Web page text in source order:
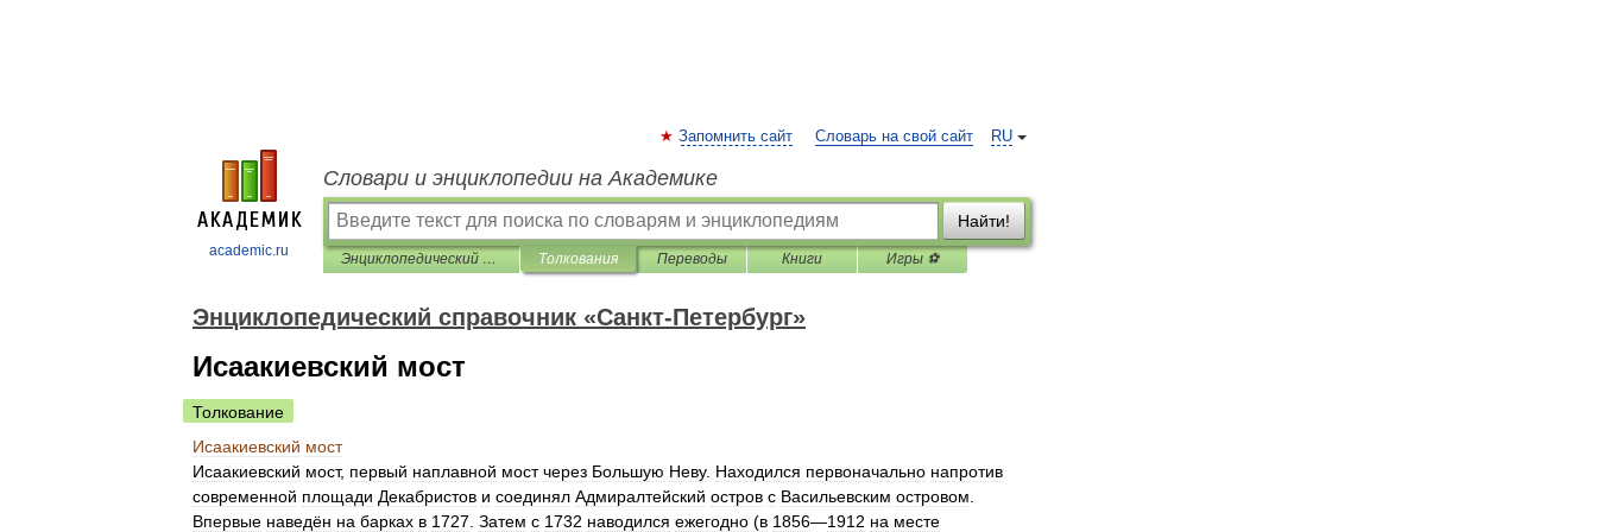
academic.ru
RU
Запомнить сайт Словарь на свой сайт
Словари и энциклопедии на Академике
Найти!
Энциклопедический справочник «Санкт-Петербург» Толкования Переводы Книги Игры ⚽
Энциклопедический справочник «Санкт-Петербург»
Исаакиевский мост
Толкование
Исаакиевский мост
Исаакиевский мост, первый наплавной мост через Большую Неву. Находился первоначально напротив
современной площади Декабристов и соединял Адмиралтейский остров с Васильевским островом
Впервые наведён на барках в 1727 Затем с 1732 наводился ежегодно (в 1856—1912 на месте